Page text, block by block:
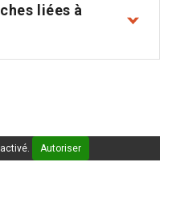
liées à
Autoriser